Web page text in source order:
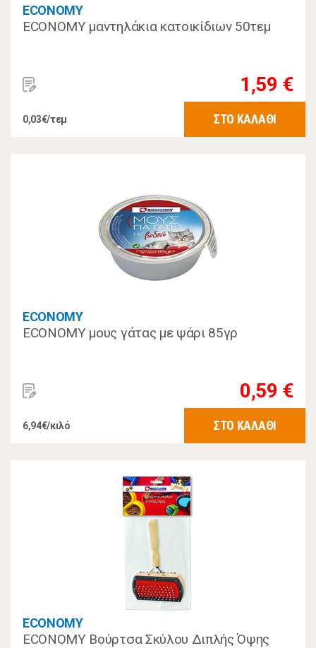
ECONOMY
ECONOMY μαντηλάκια κατοικίδιων 50τεμ
1,59 €
0,03€/τεμ ΣΤΟ ΚΑΛΑΘΙ
ECONOMY
ECONOMY μους γάτας με ψάρι 85γρ
0,59 €
6,94€/κιλό ΣΤΟ ΚΑΛΑΘΙ
ECONOMY
ECONOMY Βούρτσα Σκύλου Διπλής Όψης